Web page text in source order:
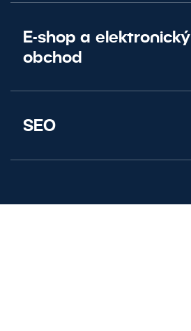
E-shop a elektronický
obchod
SEO